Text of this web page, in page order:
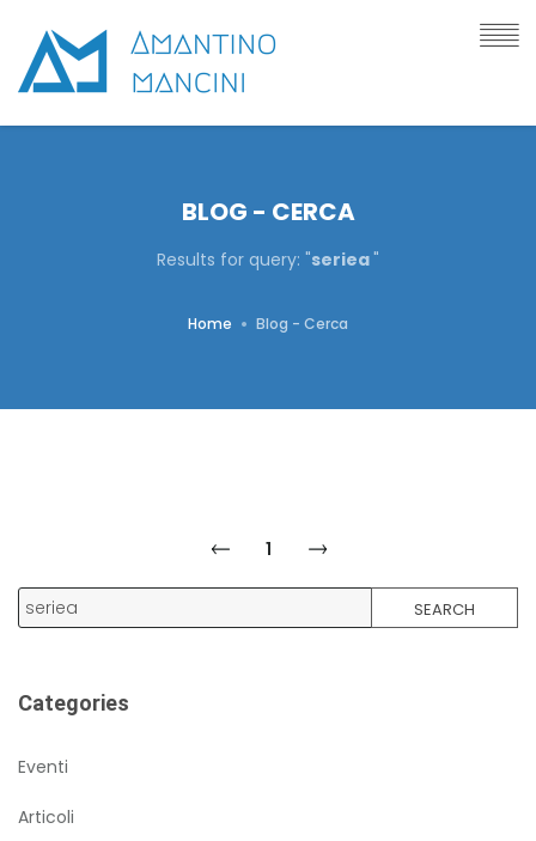
BLOG - CERCA
Results for query: "seriea"
Home Blog - Cerca
1
SEARCH
Categories
Eventi
Articoli